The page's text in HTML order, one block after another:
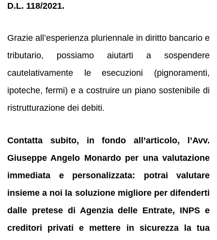
D.L. 118/2021.
Grazie all’esperienza pluriennale in diritto bancario e
tributario, possiamo aiutarti a sospendere
cautelativamente le esecuzioni (pignoramenti,
ipoteche, fermi) e a costruire un piano sostenibile di
ristrutturazione dei debiti.
Contatta subito, in fondo all’articolo, l’Avv.
Giuseppe Angelo Monardo per una valutazione
immediata e personalizzata: potrai valutare
insieme a noi la soluzione migliore per difenderti
dalle pretese di Agenzia delle Entrate, INPS e
creditori privati e mettere in sicurezza la tua